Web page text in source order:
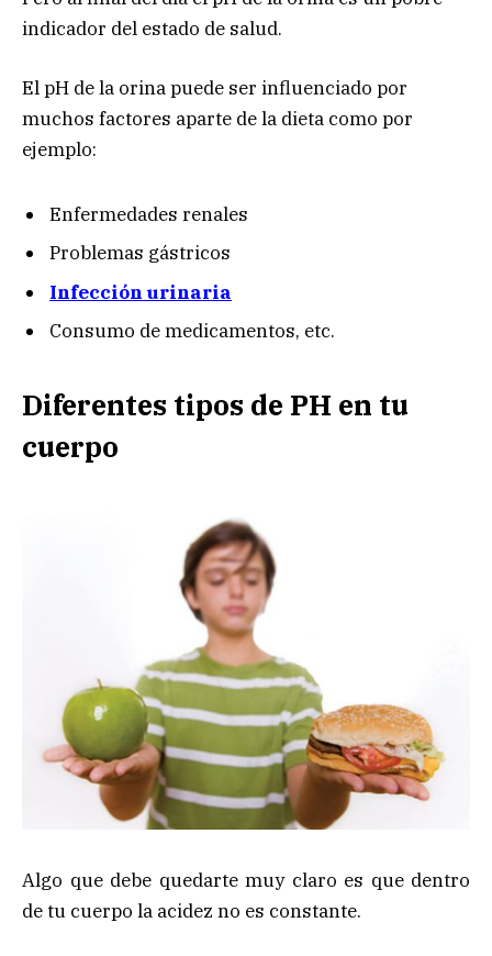
indicador del estado de salud.
El pH de la orina puede ser influenciado por
muchos factores aparte de la dieta como por
ejemplo:
Enfermedades renales
Problemas gástricos
Infección urinaria
Consumo de medicamentos, etc.
Diferentes tipos de PH en tu
cuerpo
Algo que debe quedarte muy claro es que dentro
de tu cuerpo la acidez no es constante.